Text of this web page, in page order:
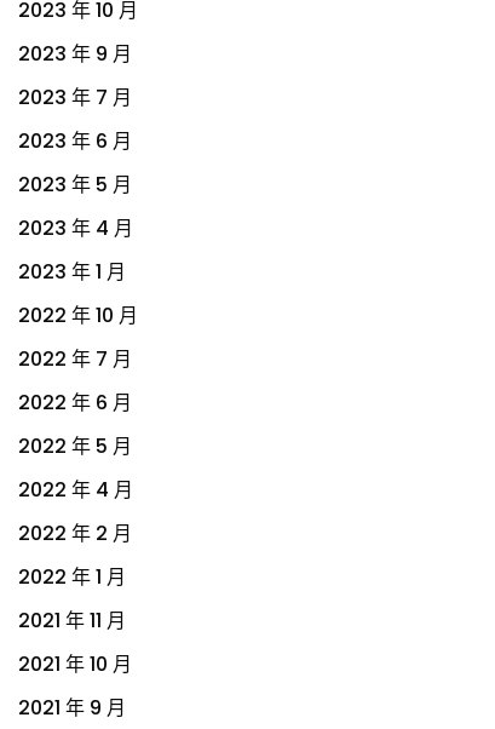
2023 年 10 月
2023 年 9 月
2023 年 7 月
2023 年 6 月
2023 年 5 月
2023 年 4 月
2023 年 1 月
2022 年 10 月
2022 年 7 月
2022 年 6 月
2022 年 5 月
2022 年 4 月
2022 年 2 月
2022 年 1 月
2021 年 11 月
2021 年 10 月
2021 年 9 月